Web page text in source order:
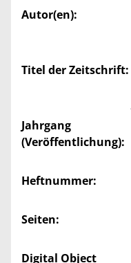
Autor(en):
Titel der Zeitschrift:
Jahrgang
(Veröffentlichung):
Heftnummer:
Seiten:
Digital Object